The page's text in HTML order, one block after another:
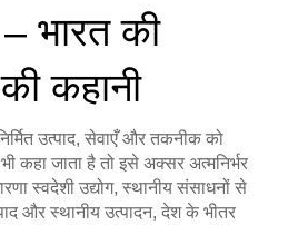
भारत की
कहानी
उत्पाद, सेवाएँ और तकनीक को
कहा जाता है तो इसे अक्सर अत्मनिर्भर
स्वदेशी उद्योग, स्थानीय संसाधनों से
और स्थानीय उत्पादन, देश के भीतर